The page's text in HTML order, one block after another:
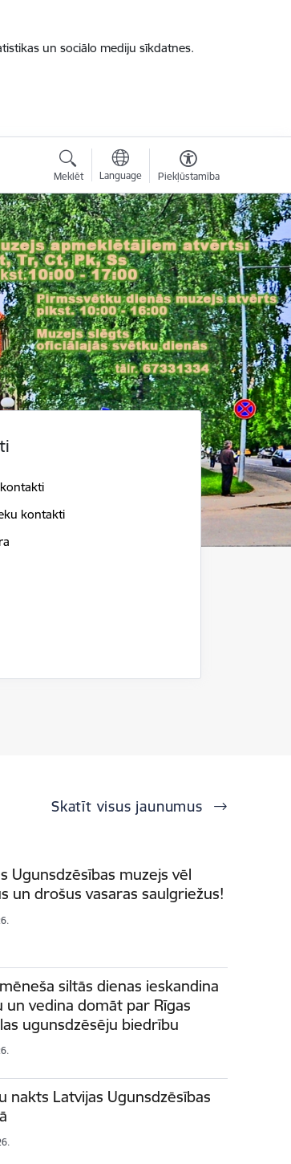
un sociālo mediju sīkdatnes.
Meklēt Language Piekļūstamība
kontakti
Skatīt visus jaunumus
Ugunsdzēsības muzejs vēl
un drošus vasaras saulgriežus!
siltās dienas ieskandina
un vedina domāt par Rīgas
ugunsdzēsēju biedrību
nakts Latvijas Ugunsdzēsības